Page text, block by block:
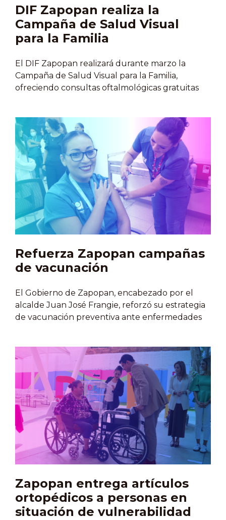
DIF Zapopan realiza la
Campaña de Salud Visual
para la Familia
El DIF Zapopan realizará durante marzo la
Campaña de Salud Visual para la Familia,
ofreciendo consultas oftalmológicas gratuitas
detectarán padecimientos como cataratas,
glaucoma, retinopatía diabética, estrabismo y
miopía, entre otros. La atención será de 9:30 a
14:00 horas en Laureles 777. En caso necesario,
pacientes podrán acceder a lentes a bajo costo o
ser canalizados a cirugía con tarifas
preferenciales.
Refuerza Zapopan campañas
de vacunación
El Gobierno de Zapopan, encabezado por el
alcalde Juan José Frangie, reforzó su estrategia
de vacunación preventiva ante enfermedades
especialmente de niñas, niños y grupos
vulnerables. La medida busca cerrar brechas de
cobertura y evitar brotes, en un contexto donde
la prevención sigue siendo clave. Las
autoridades municipales informaron que las
jornadas de vacunación se intensificarán en
centros de salud, módulos comunitarios y
puntos estratégicos del municipio como las
unidades de Cruz Verde y Hospitalito, facilitando
el acceso a biológicos de manera gratuita. El
Zapopan entrega artículos
ortopédicos a personas en
situación de vulnerabilidad